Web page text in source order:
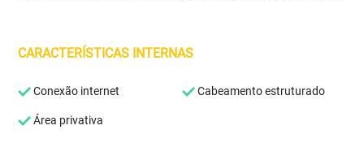
CARACTERÍSTICAS INTERNAS
Conexão internet Cabeamento estruturado
Área privativa